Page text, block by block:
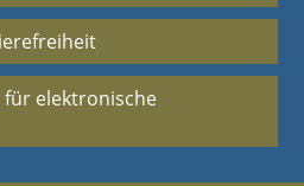
elektronische